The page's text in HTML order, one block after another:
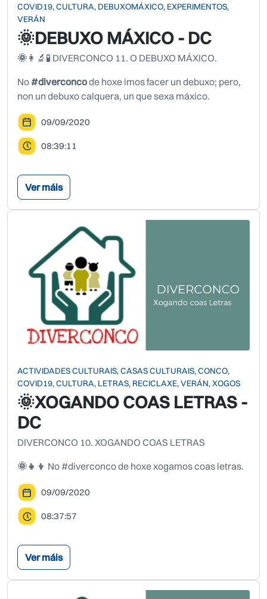
COVID19, CULTURA, DEBUXOMÁXICO, EXPERIMENTOS,
VERÁN
🌞DEBUXO MÁXICO - DC
🌞 👩‍🔬🧪 DIVERCONCO 11. O DEBUXO MÁXICO.
No#diverconcode hoxe imos facer un debuxo; pero,
non un debuxo calquera, un que sexa máxico.
09/09/2020
08:39:11
Ver máis
ACTIVIDADES CULTURAIS, CASAS CULTURAIS, CONCO,
COVID19, CULTURA, LETRAS, RECICLAXE, VERÁN, XOGOS
🌞XOGANDO COAS LETRAS -
DC
DIVERCONCO 10. XOGANDO COAS LETRAS
🌞👧👦 No #diverconco de hoxe xogamos coas letras.
09/09/2020
08:37:57
Ver máis